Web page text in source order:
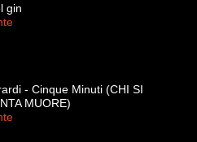
gin
- Cinque Minuti (CHI SI
MUORE)